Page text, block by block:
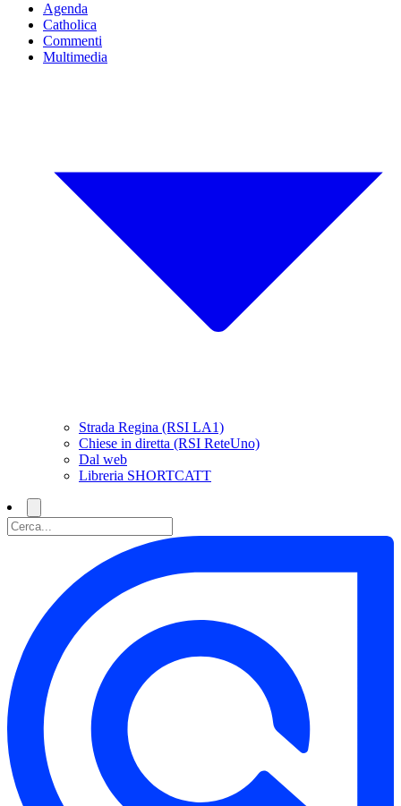
Agenda
Catholica
Commenti
Multimedia
Strada Regina (RSI LA1)
Chiese in diretta (RSI ReteUno)
Dal web
Libreria SHORTCATT